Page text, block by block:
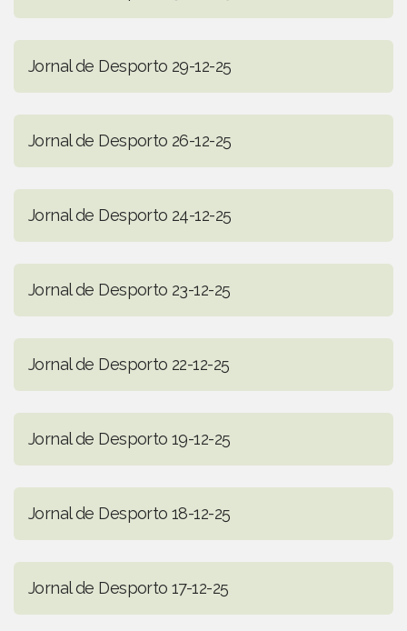
Jornal de Desporto 29-12-25
Jornal de Desporto 26-12-25
Jornal de Desporto 24-12-25
Jornal de Desporto 23-12-25
Jornal de Desporto 22-12-25
Jornal de Desporto 19-12-25
Jornal de Desporto 18-12-25
Jornal de Desporto 17-12-25